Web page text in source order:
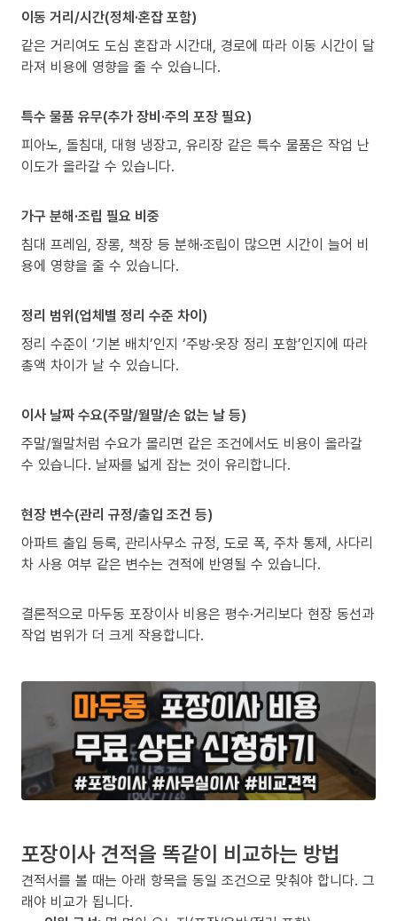
이동 거리/시간(정체·혼잡 포함)
같은 거리여도 도심 혼잡과 시간대, 경로에 따라 이동 시간이 달
라져 비용에 영향을 줄 수 있습니다.
특수 물품 유무(추가 장비·주의 포장 필요)
피아노, 돌침대, 대형 냉장고, 유리장 같은 특수 물품은 작업 난
이도가 올라갈 수 있습니다.
가구 분해·조립 필요 비중
침대 프레임, 장롱, 책장 등 분해·조립이 많으면 시간이 늘어 비
용에 영향을 줄 수 있습니다.
정리 범위(업체별 정리 수준 차이)
정리 수준이 ‘기본 배치’인지 ‘주방·옷장 정리 포함’인지에 따라
총액 차이가 날 수 있습니다.
이사 날짜 수요(주말/월말/손 없는 날 등)
주말/월말처럼 수요가 몰리면 같은 조건에서도 비용이 올라갈
수 있습니다. 날짜를 넓게 잡는 것이 유리합니다.
현장 변수(관리 규정/출입 조건 등)
아파트 출입 등록, 관리사무소 규정, 도로 폭, 주차 통제, 사다리
차 사용 여부 같은 변수는 견적에 반영될 수 있습니다.
결론적으로 마두동 포장이사 비용은 평수·거리보다 현장 동선과
작업 범위가 더 크게 작용합니다.
포장이사 견적을 똑같이 비교하는 방법
견적서를 볼 때는 아래 항목을 동일 조건으로 맞춰야 합니다. 그
래야 비교가 됩니다.